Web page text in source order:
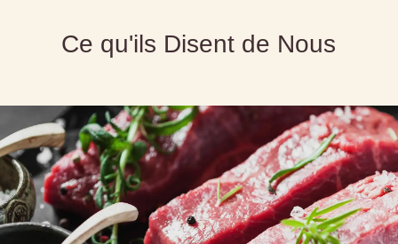
Ce qu'ils Disent de Nous